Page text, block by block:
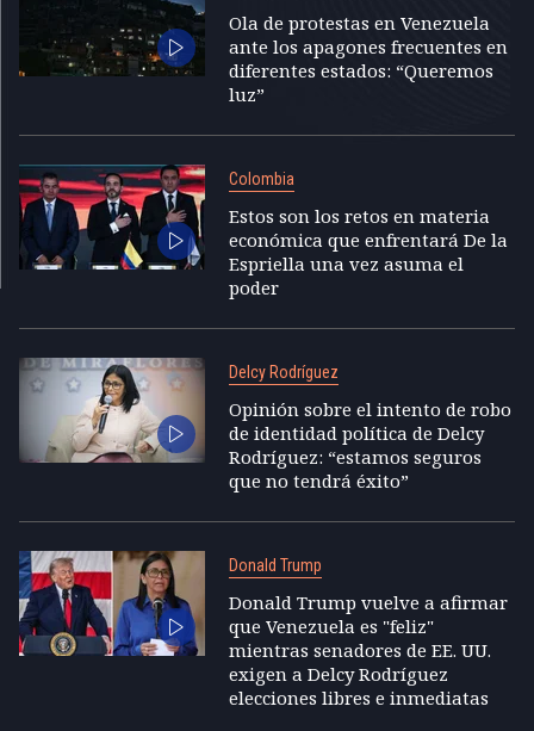
Ola de protestas en Venezuela
ante los apagones frecuentes en
diferentes estados: “Queremos
luz”
Colombia
Estos son los retos en materia
económica que enfrentará De la
Espriella una vez asuma el
poder
Delcy Rodríguez
Opinión sobre el intento de robo
de identidad política de Delcy
Rodríguez: “estamos seguros
que no tendrá éxito”
Donald Trump
Donald Trump vuelve a afirmar
que Venezuela es "feliz"
mientras senadores de EE. UU.
exigen a Delcy Rodríguez
elecciones libres e inmediatas